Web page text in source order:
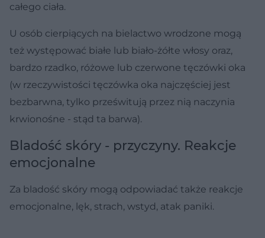
całego ciała.
U osób cierpiących na bielactwo wrodzone mogą
też występować białe lub biało-żółte włosy oraz,
bardzo rzadko, różowe lub czerwone tęczówki oka
(w rzeczywistości tęczówka oka najczęściej jest
bezbarwna, tylko prześwitują przez nią naczynia
krwionośne - stąd ta barwa).
Bladość skóry - przyczyny. Reakcje
emocjonalne
Za bladość skóry mogą odpowiadać także reakcje
emocjonalne, lęk, strach, wstyd, atak paniki.